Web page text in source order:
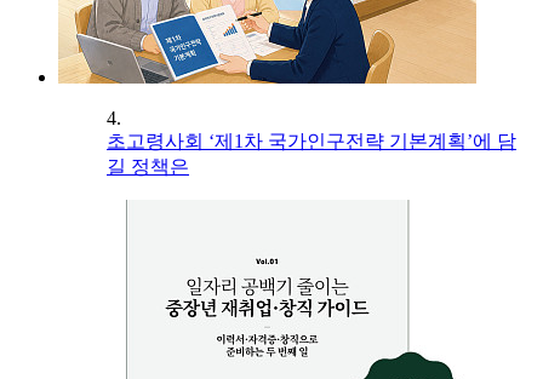
4.
초고령사회 ‘제1차 국가인구전략 기본계획’에 담
길 정책은